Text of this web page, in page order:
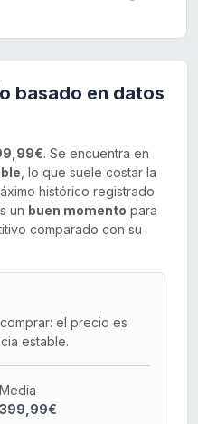
basado en datos
. Se encuentra en
, lo que suele costar la
histórico registrado
un buen momento para
comparado con su
el precio es
estable.
Media
399,99€